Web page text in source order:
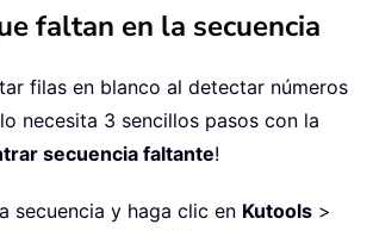
faltan en la secuencia
filas en blanco al detectar números
necesita 3 sencillos pasos con la
secuencia faltante!
secuencia y haga clic en Kutools >